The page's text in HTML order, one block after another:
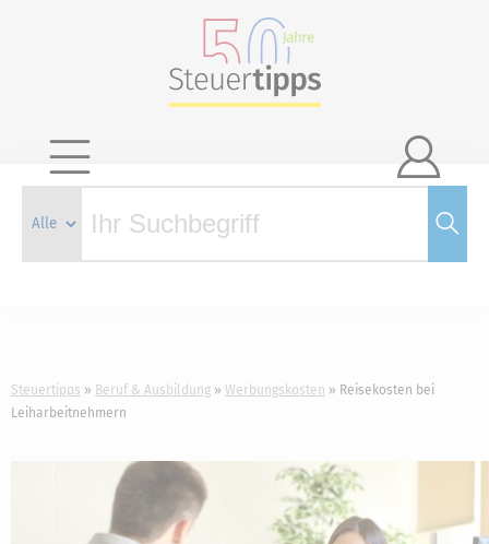

Steuertipps Beruf & Ausbildung Werbungskosten
Reisekosten bei
Leiharbeitnehmern